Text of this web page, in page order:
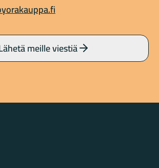
meille viestiä
- etusivulle